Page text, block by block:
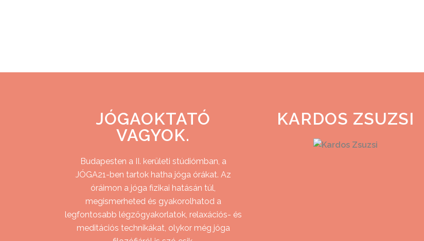
JÓGAOKTATÓ
VAGYOK.
Budapesten a II. kerületi stúdiómban, a
JÓGA21-ben tartok hatha jóga órákat. Az
óráimon a jóga fizikai hatásán túl,
megismerheted és gyakorolhatod a
legfontosabb légzőgyakorlatok, relaxációs- és
meditációs technikákat, olykor még jóga
KARDOS ZSUZSI